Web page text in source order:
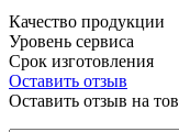
Качество продукции
Уровень сервиса
Срок изготовления
Оставить отзыв
Оставить отзыв на